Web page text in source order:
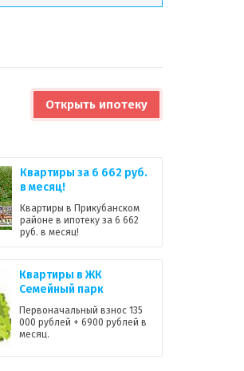
Открыть ипотеку
Квартиры за 6 662 руб.
в месяц!
Квартиры в Прикубанском
районе в ипотеку за 6 662
руб. в месяц!
Квартиры в ЖК
Семейный парк
Первоначальный взнос 135
000 рублей + 6900 рублей в
месяц.